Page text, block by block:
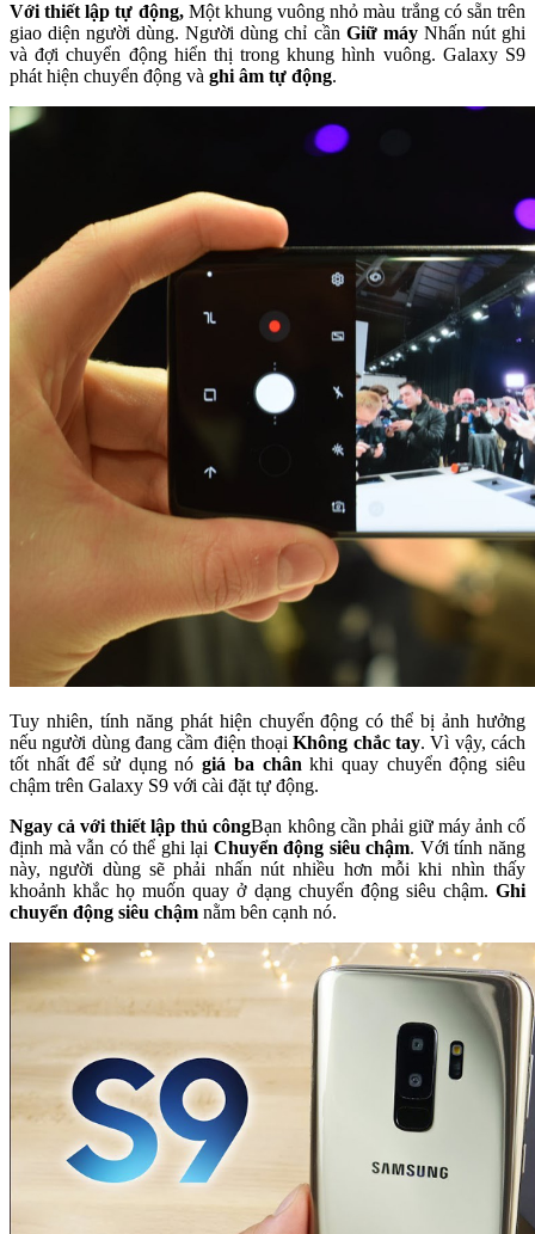
Với thiết lập tự động,Một khung vuông nhỏ màu trắng có sẵn trên
giao diện người dùng. Người dùng chỉ cần Giữ máyNhấn nút ghi
và đợi chuyển động hiển thị trong khung hình vuông. Galaxy S9
phát hiện chuyển động và ghi âm tự động.
Tuy nhiên, tính năng phát hiện chuyển động có thể bị ảnh hưởng
nếu người dùng đang cầm điện thoạiKhông chắc tay. Vì vậy, cách
tốt nhất để sử dụng nógiá ba chân khi quay chuyển động siêu
chậm trên Galaxy S9 với cài đặt tự động.
Ngay cả với thiết lập thủ côngBạn không cần phải giữ máy ảnh cố
định mà vẫn có thể ghi lại Chuyển động siêu chậm. Với tính năng
này, người dùng sẽ phải nhấn nút nhiều hơn mỗi khi nhìn thấy
khoảnh khắc họ muốn quay ở dạng chuyển động siêu chậm. Ghi
chuyển động siêu chậm nằm bên cạnh nó.